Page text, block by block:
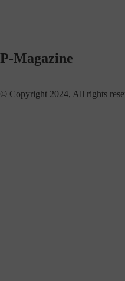
P-Magazine
© Copyright 2024, All rights